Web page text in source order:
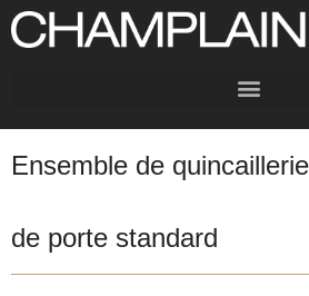
Ensemble de
de porte standard